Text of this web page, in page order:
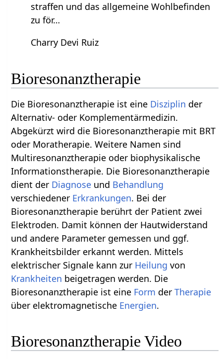
straffen und das allgemeine Wohlbefinden
zu för…
Charry Devi Ruiz
Bioresonanztherapie
Die Bioresonanztherapie ist eine Disziplin der
Alternativ- oder Komplementärmedizin.
Abgekürzt wird die Bioresonanztherapie mit BRT
oder Moratherapie. Weitere Namen sind
Multiresonanztherapie oder biophysikalische
Informationstherapie. Die Bioresonanztherapie
dient der Diagnose und Behandlung
verschiedener Erkrankungen. Bei der
Bioresonanztherapie berührt der Patient zwei
Elektroden. Damit können der Hautwiderstand
und andere Parameter gemessen und ggf.
Krankheitsbilder erkannt werden. Mittels
elektrischer Signale kann zur Heilung von
Krankheiten beigetragen werden. Die
Bioresonanztherapie ist eine Form derTherapie
über elektromagnetische Energien.
Bioresonanztherapie Video